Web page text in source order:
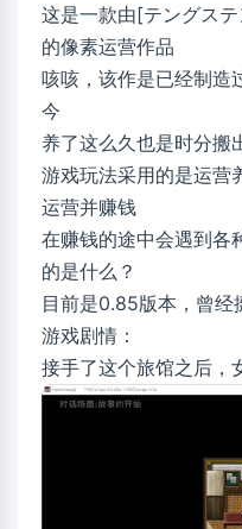
这是一款由[テングス
的像素运营作品
咳咳，该作是已经制造
今
养了这么久也是时分搬
游戏玩法采用的是运营
运营并赚钱
在赚钱的途中会遇到各
的是什么？
目前是0.85版本，曾经
游戏剧情：
接手了这个旅馆之后，